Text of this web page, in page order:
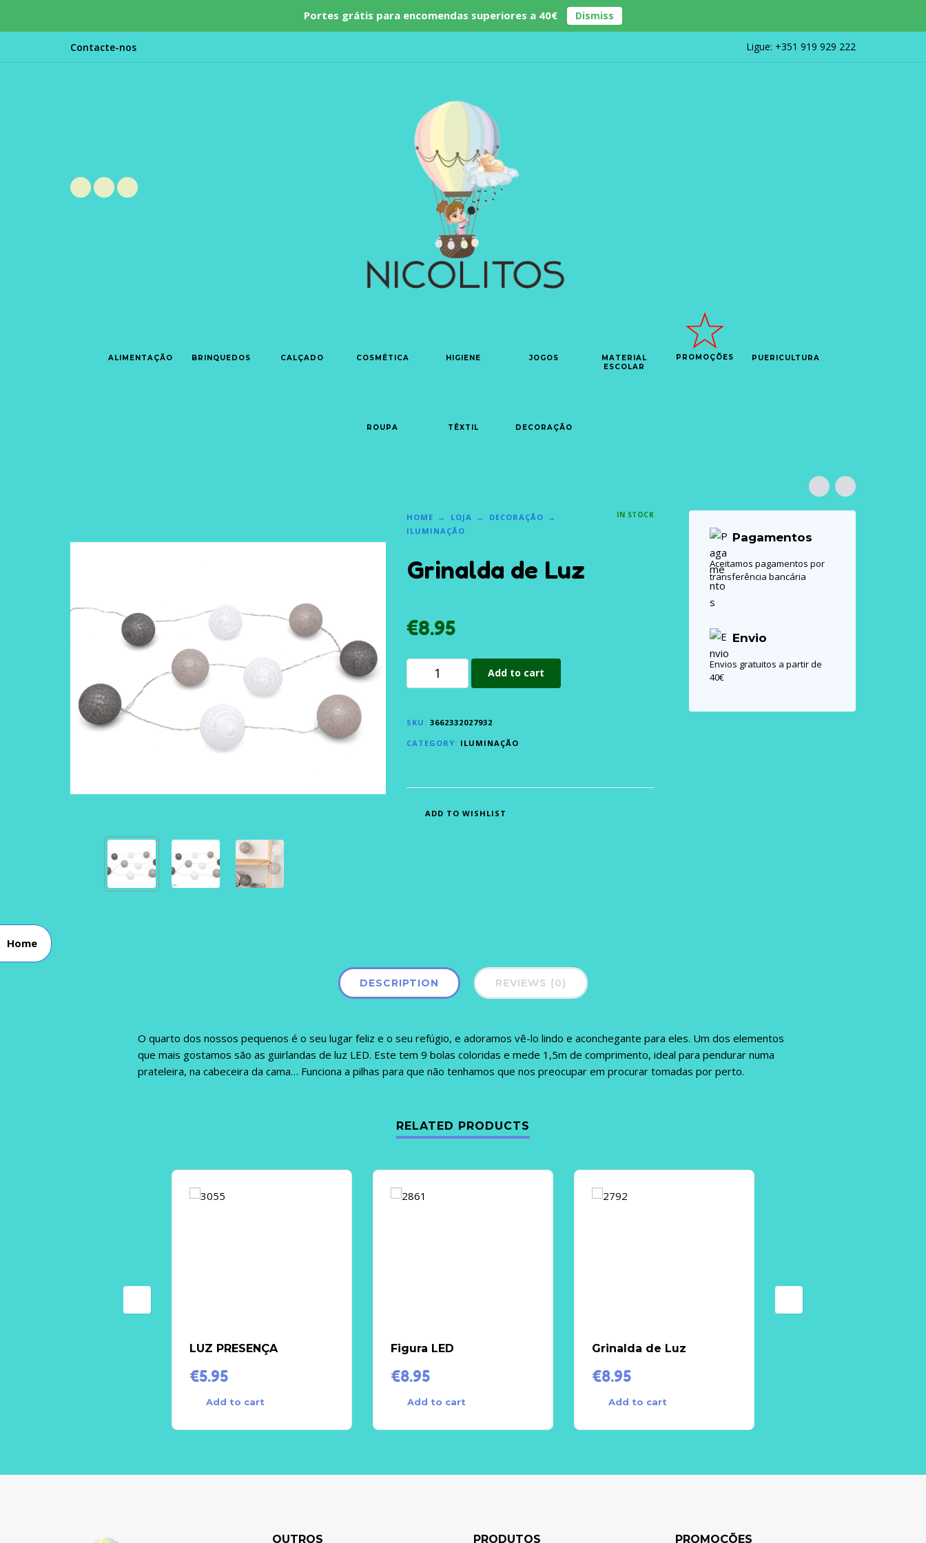
Portes grátis para encomendas superiores a 40€ Dismiss
Contacte-nos Ligue: +351 919 929 222
ALIMENTAÇÃO BRINQUEDOS CALÇADO COSMÉTICA HIGIENE JOGOS
MATERIAL
ESCOLAR
PROMOÇÕES PUERICULTURA
ROUPA TÊXTIL DECORAÇÃO
HOME LOJA
DECORAÇÃO
ILUMINAÇÃO
IN STOCK
Grinalda de Luz
€8.95
Add to cart
SKU: 3662332027932
CATEGORY: ILUMINAÇÃO
ADD TO WISHLIST
Pagamentos
Aceitamos pagamentos por
transferência bancária
Envio
Envios gratuitos a partir de
40€
DESCRIPTION REVIEWS (0)
O quarto dos nossos pequenos é o seu lugar feliz e o seu refúgio, e adoramos vê-lo lindo e aconchegante para eles. Um dos elementos
que mais gostamos são as guirlandas de luz LED. Este tem 9 bolas coloridas e mede 1,5m de comprimento, ideal para pendurar numa
prateleira, na cabeceira da cama… Funciona a pilhas para que não tenhamos que nos preocupar em procurar tomadas por perto.
RELATED PRODUCTS
LUZ PRESENÇA
€5.95
Add to cart
Figura LED
€8.95
Add to cart
Grinalda de Luz
€8.95
Add to cart
Home
OUTROS PRODUTOS PROMOÇÕES